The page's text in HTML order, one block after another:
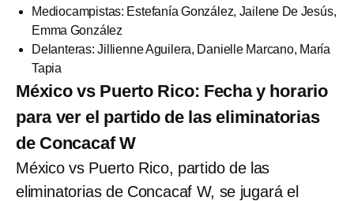
Mediocampistas: Estefanía González, Jailene De Jesús,
Emma González
Delanteras: Jillienne Aguilera, Danielle Marcano, María
Tapia
México vs Puerto Rico: Fecha y horario
para ver el partido de las eliminatorias
de Concacaf W
México vs Puerto Rico, partido de las
eliminatorias de Concacaf W, se jugará el